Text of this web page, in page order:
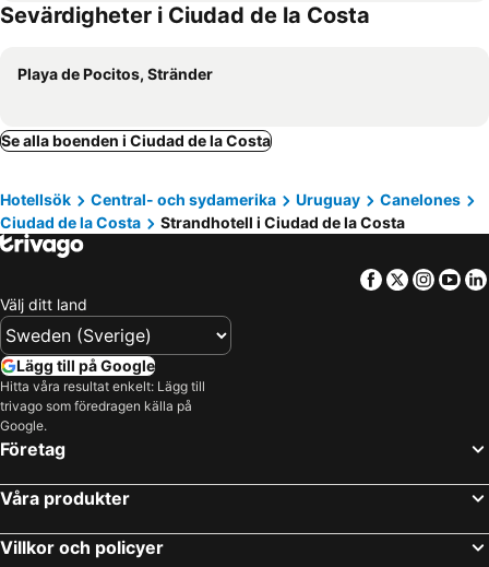
Sevärdigheter i Ciudad de la Costa
Playa de Pocitos, Stränder
Se alla boenden i Ciudad de la Costa
Hotellsök Central- och sydamerika Uruguay
Canelones
Ciudad de la Costa
Strandhotell i Ciudad de la Costa
Facebook
Twitter
Välj ditt land
Lägg till på Google
Hitta våra resultat enkelt: Lägg till
trivago som föredragen källa på
Google.
Företag
Våra produkter
Villkor och policyer